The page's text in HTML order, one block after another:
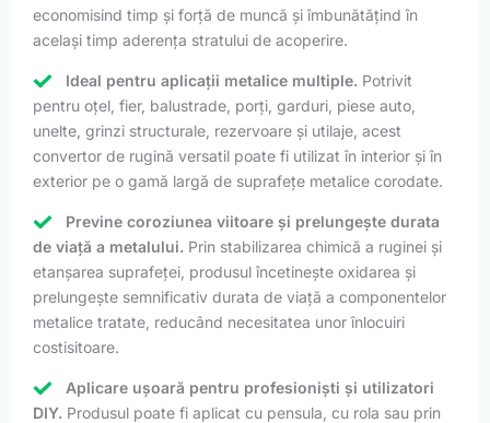
economisind timp și forță de muncă și îmbunătățind în
același timp aderența stratului de acoperire.
Ideal pentru aplicații metalice multiple. Potrivit
pentru oțel, fier, balustrade, porți, garduri, piese auto,
unelte, grinzi structurale, rezervoare și utilaje, acest
convertor de rugină versatil poate fi utilizat în interior și în
exterior pe o gamă largă de suprafețe metalice corodate.
Previne coroziunea viitoare și prelungește durata
de viață a metalului. Prin stabilizarea chimică a ruginei și
etanșarea suprafeței, produsul încetinește oxidarea și
prelungește semnificativ durata de viață a componentelor
metalice tratate, reducând necesitatea unor înlocuiri
costisitoare.
Aplicare ușoară pentru profesioniști și utilizatori
DIY. Produsul poate fi aplicat cu pensula, cu rola sau prin